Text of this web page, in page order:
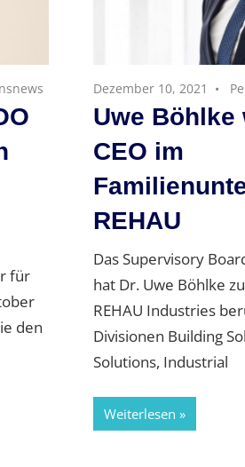
für
den
Dezember 10, 2021
Uwe Böhlke
CEO im
REHAU
Das Supervisory
hat Dr. Uwe Böhlke
REHAU Industries
Divisionen Building
Solutions, Industrial
Weiterlesen